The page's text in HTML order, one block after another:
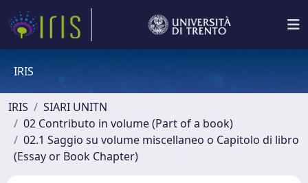
IRIS
IRIS
SIARI UNITN
02 Contributo in volume (Part of a book)
02.1 Saggio su volume miscellaneo o Capitolo di libro
(Essay or Book Chapter)